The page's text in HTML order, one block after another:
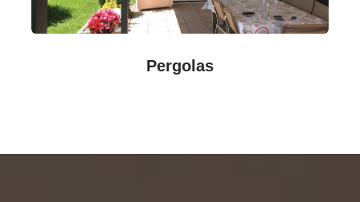
Pergolas